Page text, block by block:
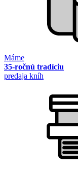
Máme
35-ročnú tradíciu
predaja kníh